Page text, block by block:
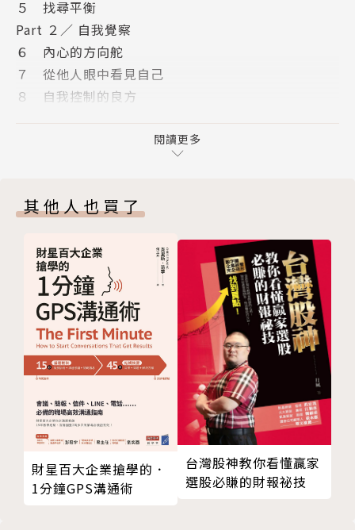
們一生榮枯之關鍵。
．對他人（other）的專注：透過同理心去了解他人的
內在想法與感受，並予以協助。
．對外（outer）的專注：此種專注一如領導者的視
野，有助於理解大環境或生態體系，對決策、管理和創
是超凡與凡俗間難以跨越的界限。幸而，專注力是可以
升專注力、強化心智的解決方案，例如正念冥想、組塊
記憶、正面情緒等，皆有助於改善分心，帶來完美的表
現。
每個人都必須經歷這種鍛鍊專注力的歷程，才能真正得
到提升。專注力，是無關天賦、無關權勢、無法繼承，
真正具流動性且操之在己的心智力量。唯有全方位掌握
由內而外的專注力，才能真正邁向卓越，預見未來。
丹尼爾．高曼（Daniel Goleman）
５ 找尋平衡
Part ２／ 自我覺察
６ 內心的方向舵
７ 從他人眼中看見自己
８ 自我控制的良方
Part ４／ 較大的環境背景
13 系統盲目性
14 遙遠的威脅
Part ５／ 聰明的練習
15 一萬小時的迷思
16 大腦與電玩遊戲
17 呼吸夥伴
Part ６／ 具良好專注力的領導者
18 領導者如何引導注意力？
19 領導者的三種專注
20 是什麼造就了領導者？
Part ７／ 大格局
21 為長遠的未來領導
閱讀更多
其他人也買了
財星百大企業搶學的．
1分鐘GPS溝通術
台灣股神教你看懂贏家
選股必賺的財報祕技